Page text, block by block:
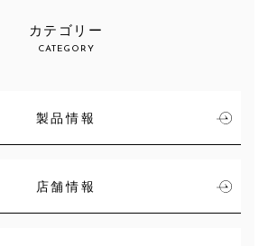
カテゴリー
CATEGORY
製品情報
店舗情報